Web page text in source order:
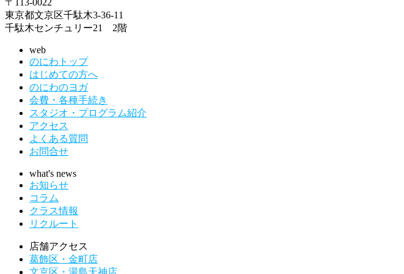
〒113-0022
東京都文京区千駄木3-36-11
千駄木センチュリー21 2階
web
のにわトップ
はじめての方へ
のにわのヨガ
会費・各種手続き
スタジオ・プログラム紹介
アクセス
よくある質問
お問合せ
what's news
お知らせ
コラム
クラス情報
リクルート
店舗アクセス
葛飾区・金町店